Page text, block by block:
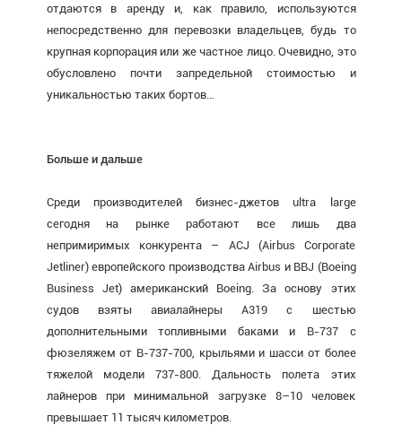
отдаются в аренду и, как правило, используются
непосредственно для перевозки владельцев, будь то
крупная корпорация или же частное лицо. Очевидно, это
обусловлено почти запредельной стоимостью и
уникальностью таких бортов…
Больше и дальше
Среди производителей бизнес-джетов ultra large
сегодня на рынке работают все лишь два
непримиримых конкурента – ACJ (Airbus Corporate
Jetliner) европейского производства Airbus и BBJ (Boeing
Business Jet) американский Boeing. За основу этих
судов взяты авиалайнеры А319 с шестью
дополнительными топливными баками и В-737 с
фюзеляжем от В-737-700, крыльями и шасси от более
тяжелой модели 737-800. Дальность полета этих
лайнеров при минимальной загрузке 8–10 человек
превышает 11 тысяч километров.